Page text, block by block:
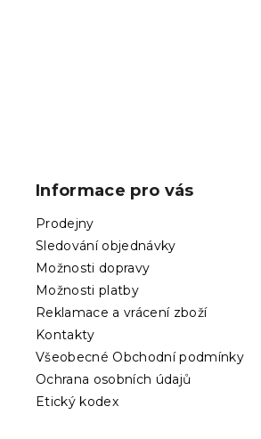
Informace pro vás
Prodejny
Sledování objednávky
Možnosti dopravy
Možnosti platby
Reklamace a vrácení zboží
Kontakty
Všeobecné Obchodní podmínky
Ochrana osobních údajů
Etický kodex